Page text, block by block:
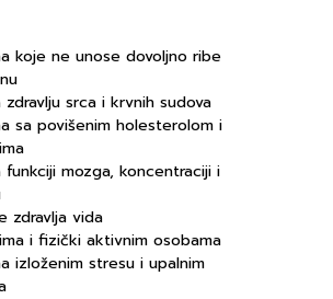
koje ne unose dovoljno ribe
srca i krvnih sudova
sa povišenim holesterolom i
mozga, koncentraciji i
zdravlja vida
i fizički aktivnim osobama
izloženim stresu i upalnim